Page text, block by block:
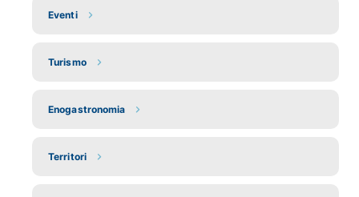
Eventi
Turismo
Enogastronomia
Territori